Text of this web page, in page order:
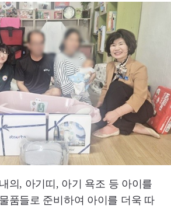
의, 아기띠, 아기 욕조 등 아이를
품들로 준비하여 아이를 더욱 따